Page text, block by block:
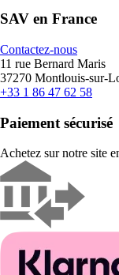
SAV en France
Contactez-nous
11 rue Bernard Maris
37270 Montlouis-sur-
+33 1 86 47 62 58
Paiement sécurisé
Achetez sur notre site